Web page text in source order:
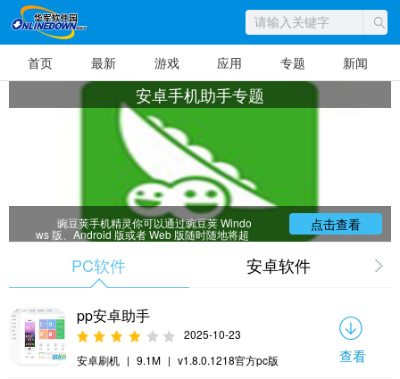
首页 最新 游戏 应用 专题 新闻
安卓手机助手专题
豌豆荚手机精灵你可以通过豌豆荚 Windo
ws 版、Android 版或者 Web 版随时随地将超
过 20 万款应用及音乐、视频、图片等资源方便
本地内容管理功能，让你的 Android 手机简单
好用。华军软件园为大家提供安卓手机助手专
题以供大家下载，不同的种类和版本一定可以
点击查看
PC软件 安卓软件
pp安卓助手
2025-10-23
安卓刷机 | 9.1M | v1.8.0.1218官方pc版 查看